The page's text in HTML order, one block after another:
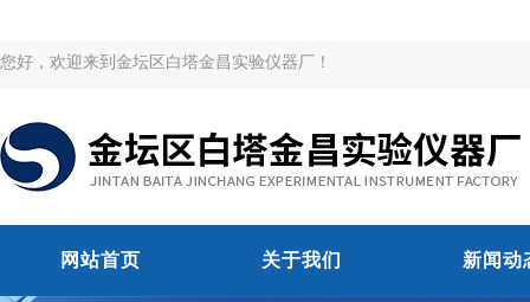
您好，欢迎来到金坛区白塔金昌实验仪器厂！
网站首页 关于我们 新闻动